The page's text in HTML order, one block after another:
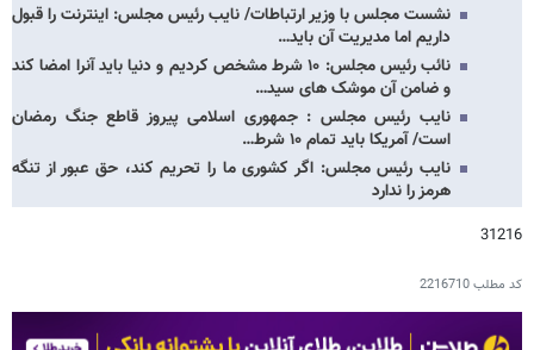
نشست مجلس با وزیر ارتباطات/ نایب رئیس مجلس: اینترنت را قبول
داریم اما مدیریت آن باید…
نائب رئیس مجلس: ۱۰ شرط مشخص کردیم و دنیا باید آنرا امضا کند
و ضامن آن موشک های سید…
نایب رئیس مجلس : جمهوری اسلامی پیروز قاطع جنگ رمضان
است/ آمریکا باید تمام ۱۰ شرط…
نایب رئیس مجلس: اگر کشوری ما را تحریم کند، حق عبور از تنگه
هرمز را ندارد
31216
کد مطلب2216710